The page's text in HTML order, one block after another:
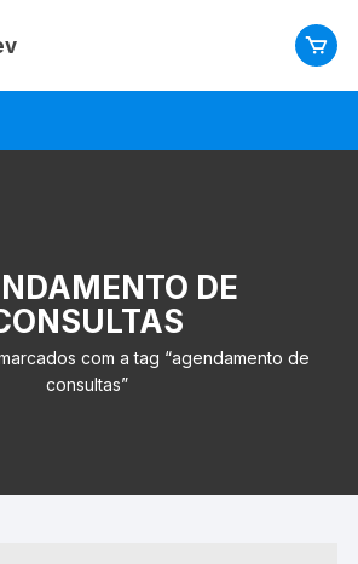
DE
com a tag “agendamento de
consultas”